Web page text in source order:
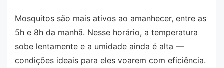
Mosquitos são mais ativos ao amanhecer, entre as
5h e 8h da manhã. Nesse horário, a temperatura
sobe lentamente e a umidade ainda é alta —
condições ideais para eles voarem com eficiência.